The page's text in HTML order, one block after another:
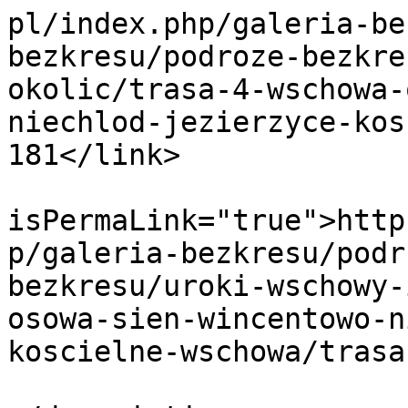
pl/index.php/galeria-
bezkresu/podroze-
okolic/trasa-4-
niechlod-jezierzyce-
181</link>
p/galeria-bezkresu/
bezkresu/uroki-
osowa-sien-
koscielne-wschowa/